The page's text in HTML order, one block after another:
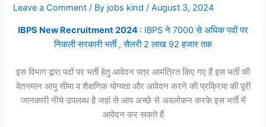
Leave a Comment / By jobs kind/August 3, 2024
IBPS New Recruitment 2024 : IBPS ने 7000 से अधिक पदों पर
निकली सरकारी भर्ती , सैलरी 2 लाख 92 हजार तक
इस विभाग द्वारा पदों पर भर्ती हेतु आवेदन पत्र आमंत्रित किए गए हैं इस भर्ती की
वेतनमान आयु सीमा व शैक्षणिक योग्यता और आवेदन करने की प्रक्रिया की पूरी
जानकारी नीचे उपलब्ध है जहां से आप अच्छे से अवलोकन करके इस भर्ती में
आवेदन कर सकते हैं